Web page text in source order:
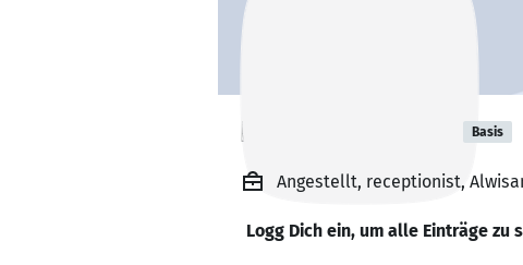
Bahi Abolhagag Basis
Angestellt, receptionist,
Logg Dich ein, um alle Einträge zu